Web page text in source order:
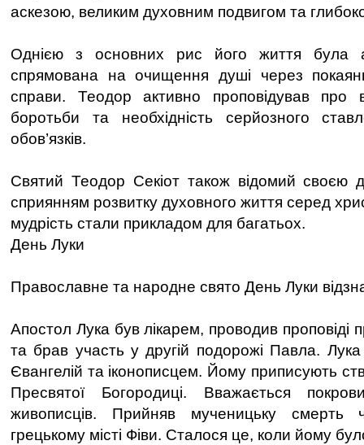
аскезою, великим духовним подвигом та
Однією з основних рис його життя була
спрямована на очищення душі через
справи. Теодор активно проповідував про
боротьби та необхідність серйозного
обов’язків.
Святий Теодор Секіот також відомий своєю
сприянням розвитку духовного життя серед
мудрість стали прикладом для багатьох.
День Луки
Православне та народне свято День Луки
Апостол Лука був лікарем, проводив
та брав участь у другій подорожі Павла.
Євангелій та іконописцем. Йому приписують
Пресвятої Богородиці. Вважається
живописців. Прийняв мученицьку смерть
грецькому місті Фіви. Сталося це, коли йому